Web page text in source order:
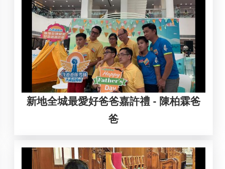
新地全城最愛好爸爸嘉許禮 - 陳柏霖爸
爸